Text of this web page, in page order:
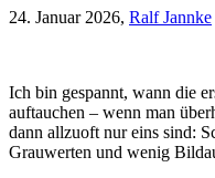
24. Januar 2026, Ralf Jannke
Ich bin gespannt, wann die
auftauchen – wenn man
dann allzuoft nur eins sind:
Grauwerten und wenig